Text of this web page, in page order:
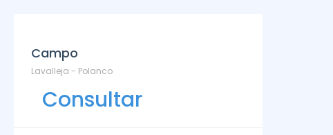
Campo
Lavalleja - Polanco
Consultar